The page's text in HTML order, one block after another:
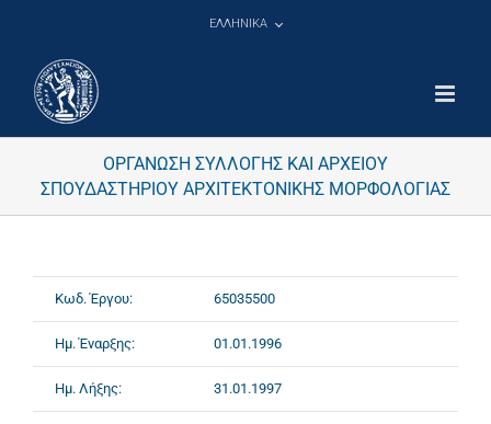
ΕΛΛΗΝΙΚΑ
ΟΡΓΑΝΩΣΗ ΣΥΛΛΟΓΗΣ ΚΑΙ ΑΡΧΕΙΟΥ
ΣΠΟΥΔΑΣΤΗΡΙΟΥ ΑΡΧΙΤΕΚΤΟΝΙΚΗΣ ΜΟΡΦΟΛΟΓΙΑΣ
Κωδ. Έργου: 65035500
Ημ. Έναρξης: 01.01.1996
Ημ. Λήξης: 31.01.1997